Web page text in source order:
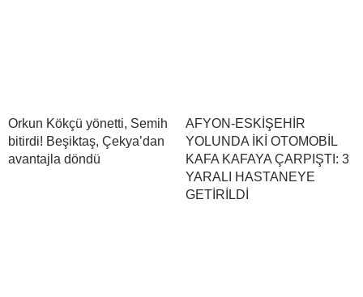
Orkun Kökçü yönetti, Semih
bitirdi! Beşiktaş, Çekya’dan
avantajla döndü
AFYON-ESKİŞEHİR
YOLUNDA İKİ OTOMOBİL
KAFA KAFAYA ÇARPIŞTI: 3
YARALI HASTANEYE
GETİRİLDİ